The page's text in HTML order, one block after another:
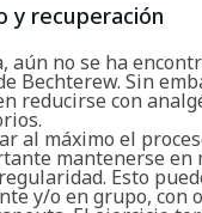
y recuperación
aún no se ha
Bechterew. Sin
reducirse con
al máximo el
mantenerse en
Esto
y/o en grupo, con